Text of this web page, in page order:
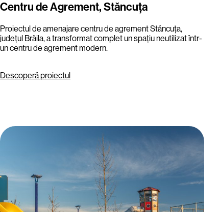
Centru de Agrement, Stăncuța
Proiectul de amenajare centru de agrement Stăncuța,
județul Brăila, a transformat complet un spațiu neutilizat într-
un centru de agrement modern.
Descoperă proiectul